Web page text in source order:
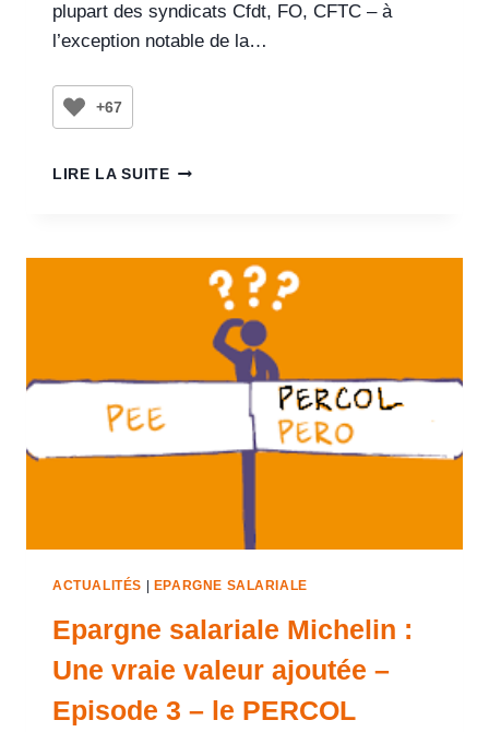
plupart des syndicats Cfdt, FO, CFTC – à
l’exception notable de la…
+67
LIRE LA SUITE
ACTUALITÉS | EPARGNE SALARIALE
Epargne salariale Michelin :
Une vraie valeur ajoutée –
Episode 3 – le PERCOL